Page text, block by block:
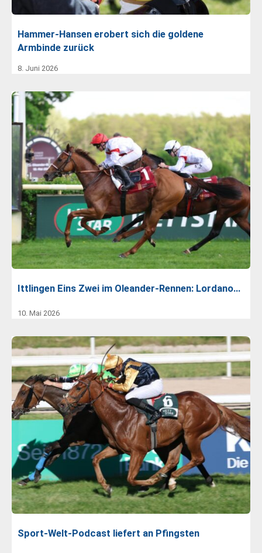
Hammer-Hansen erobert sich die goldene
Armbinde zurück
8. Juni 2026
Ittlingen Eins Zwei im Oleander-Rennen: Lordano…
10. Mai 2026
Sport-Welt-Podcast liefert an Pfingsten